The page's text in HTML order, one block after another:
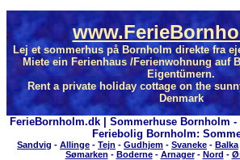
Lej et sommerhus på Bornholm direkte fra
Miete ein Ferienhaus /Ferienwohnung auf
Eigentümern.
Rent a private holiday cottage on the
Denmark
FerieBornholm.dk | Sommerhuse Bornholm
Feriebolig Bornholm:
Sandvig - Allinge - Tejn - Gudhjem - Svaneke - Balka
Sømarken - Boderne- Arnager- Nord -